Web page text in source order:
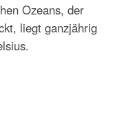
Ozeans, der
liegt ganzjährig